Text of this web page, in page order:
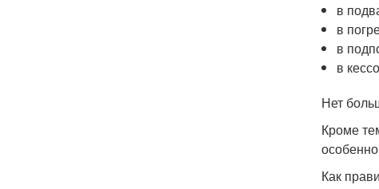
в
в
в
в
Нет
Кроме
Как